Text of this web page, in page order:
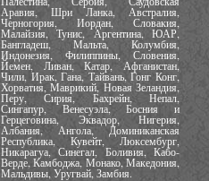
Аравия, Шри Ланка, Австралия,
Черногория, Иордан, Словакия,
Малайзия, Тунис, Аргентина, ЮАР,
Бангладеш, Мальта, Колумбия,
Индонезия, Филиппины, Словения,
Йемен, Ливан, Катар, Афганистан,
Чили, Ирак, Гана, Тайвань, Гонг Конг,
Хорватия, Маврикий, Новая Зеландия,
Перу, Сирия, Бахрейн, Непал,
Сингапур, Венесуэла, Босния и
Герцеговина, Эквадор, Нигерия,
Албания, Ангола, Доминиканская
Республика, Кувейт, Люксембург,
Никарагуа, Синегал, Боливия, Кабо-
Верде, Камбоджа, Монако, Македония,
Мальдивы, Уругвай, Замбия.